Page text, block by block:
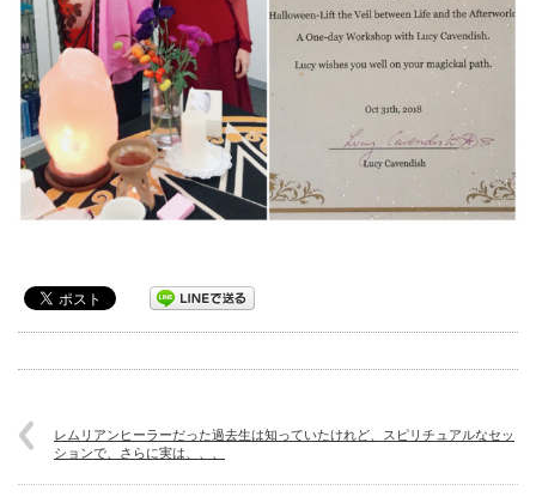
レムリアンヒーラーだった過去生は知っていたけれど、スピリチュアルなセッ
ションで、さらに実は、、、